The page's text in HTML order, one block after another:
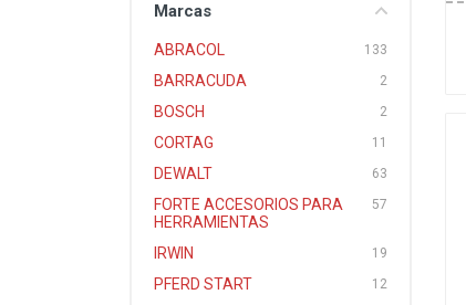
Marcas
ABRACOL 133
BARRACUDA 2
BOSCH 2
CORTAG 11
DEWALT 63
FORTE ACCESORIOS PARA
HERRAMIENTAS
57
IRWIN 19
PFERD START 12